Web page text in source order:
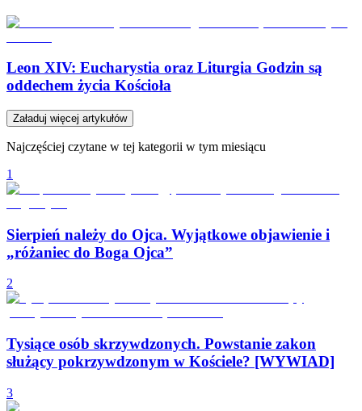
Leon XIV: Eucharystia oraz Liturgia Godzin są
oddechem życia Kościoła
Załaduj więcej artykułów
Najczęściej czytane w tej kategorii w tym miesiącu
1
Sierpień należy do Ojca. Wyjątkowe objawienie i
„różaniec do Boga Ojca”
2
Tysiące osób skrzywdzonych. Powstanie zakon
służący pokrzywdzonym w Kościele? [WYWIAD]
3